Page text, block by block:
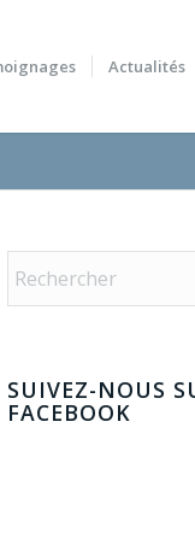
Actualités
SUIVEZ-NOUS
FACEBOOK